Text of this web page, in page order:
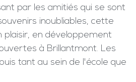
par les amitiés qui se sont
inoubliables, cette
plaisir, en développement
à Brillantmont. Les
tant au sein de l'école que